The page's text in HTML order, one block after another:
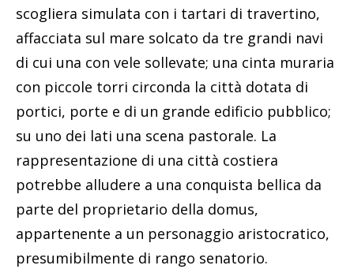
scogliera simulata con i tartari di travertino,
affacciata sul mare solcato da tre grandi navi
di cui una con vele sollevate; una cinta muraria
con piccole torri circonda la città dotata di
portici, porte e di un grande edificio pubblico;
su uno dei lati una scena pastorale. La
rappresentazione di una città costiera
potrebbe alludere a una conquista bellica da
parte del proprietario della domus,
appartenente a un personaggio aristocratico,
presumibilmente di rango senatorio.